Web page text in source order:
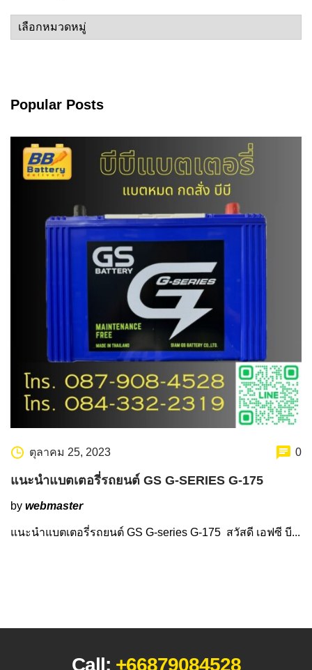
หมวด
หมู่
Popular Posts
ตุลาคม 25, 2023 0
แนะนำแบตเตอรี่รถยนต์ GS G-SERIES G-175
by webmaster
แนะนำแบตเตอรี่รถยนต์ GS G-series G-175 สวัสดี เอฟซี บี...
Call: +66879084528